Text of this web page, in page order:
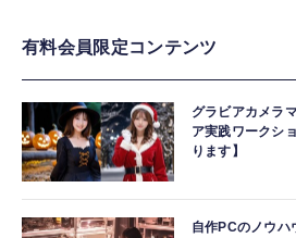
有料会員限定コンテンツ
グラビアカメラ
ア実践ワークシ
ります】
自作PCのノウハ